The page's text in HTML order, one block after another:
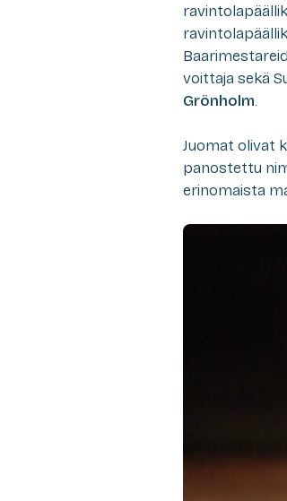
voittaja sekä
Grönholm.
Juomat olivat
panostettu
erinomaista